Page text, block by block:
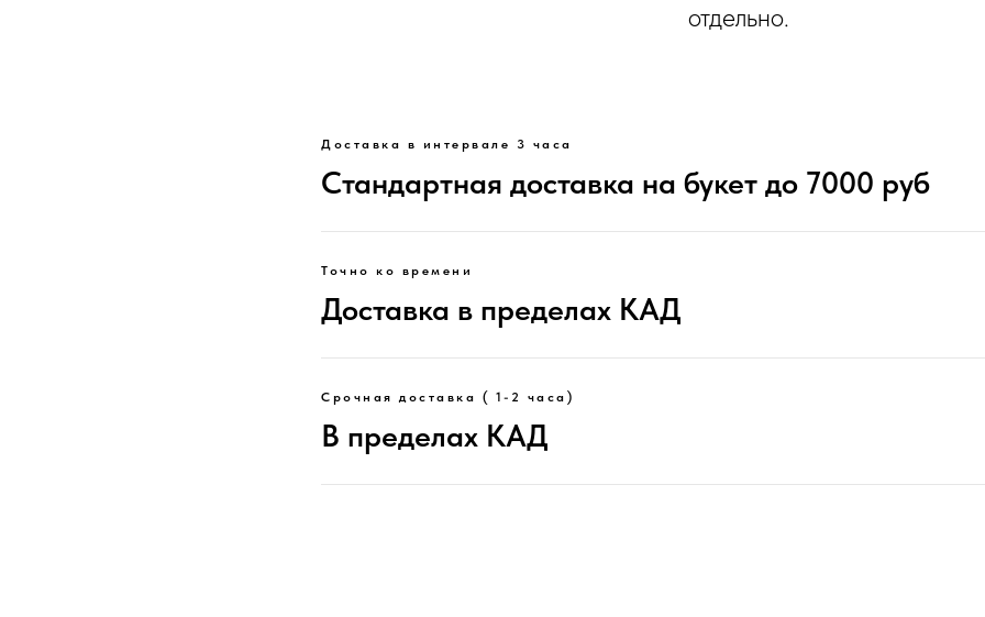
отдельно.
Доставка в интервале 3 часа
Стандартная доставка на букет до 7000 руб
Точно ко времени
Доставка в пределах КАД
Срочная доставка ( 1-2 часа)
В пределах КАД